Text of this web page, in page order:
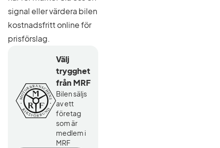
signal eller värdera bilen
kostnadsfritt online för
prisförslag.
Välj
trygghet
från MRF
Bilen säljs
av ett
företag
som är
medlem i
MRF